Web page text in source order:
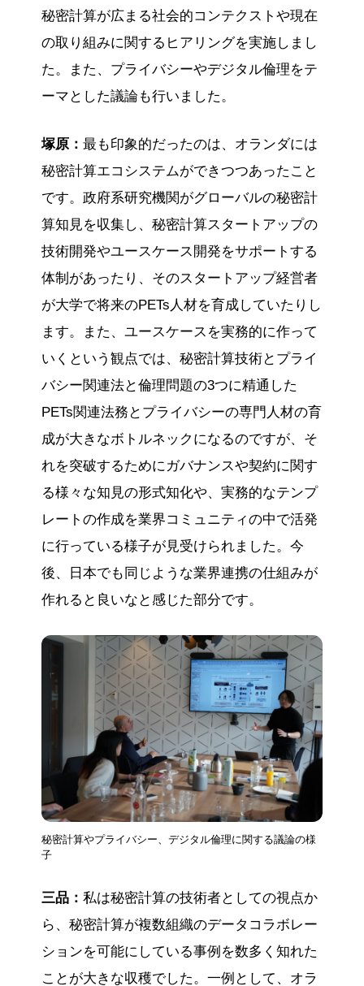
秘密計算が広まる社会的コンテクストや現在
の取り組みに関するヒアリングを実施しまし
た。また、プライバシーやデジタル倫理をテ
ーマとした議論も行いました。
塚原： 最も印象的だったのは、オランダには
秘密計算エコシステムができつつあったこと
です。政府系研究機関がグローバルの秘密計
算知見を収集し、秘密計算スタートアップの
技術開発やユースケース開発をサポートする
体制があったり、そのスタートアップ経営者
が大学で将来のPETs人材を育成していたりし
ます。また、ユースケースを実務的に作って
いくという観点では、秘密計算技術とプライ
バシー関連法と倫理問題の3つに精通した
PETs関連法務とプライバシーの専門人材の育
成が大きなボトルネックになるのですが、そ
れを突破するためにガバナンスや契約に関す
る様々な知見の形式知化や、実務的なテンプ
レートの作成を業界コミュニティの中で活発
に行っている様子が見受けられました。今
後、日本でも同じような業界連携の仕組みが
作れると良いなと感じた部分です。
秘密計算やプライバシー、デジタル倫理に関する議論の様
子
三品： 私は秘密計算の技術者としての視点か
ら、秘密計算が複数組織のデータコラボレー
ションを可能にしている事例を数多く知れた
ことが大きな収穫でした。一例として、オラ